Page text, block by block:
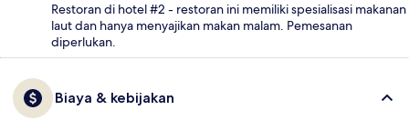
Restoran di hotel #2 - restoran ini memiliki spesialisasi makanan
laut dan hanya menyajikan makan malam. Pemesanan
diperlukan.
Biaya & kebijakan